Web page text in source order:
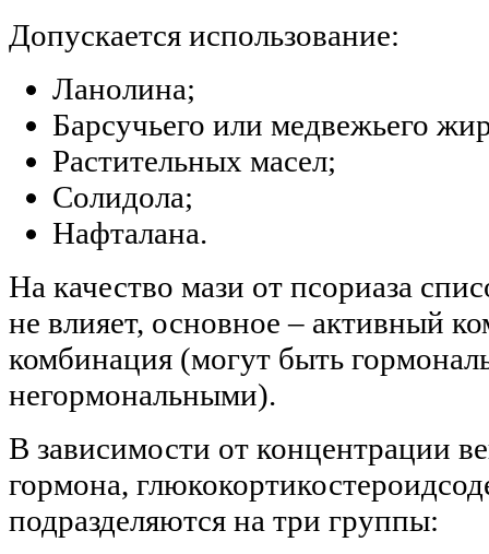
Допускается использование:
Ланолина;
Барсучьего или медвежьего
Растительных масел;
Солидола;
Нафталана.
На качество мази от псориаза
не влияет, основное – активный
комбинация (могут быть
негормональными).
В зависимости от концентрации
гормона,
подразделяются на три группы: